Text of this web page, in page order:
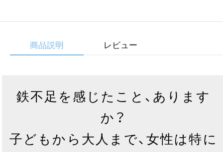
商品説明 レビュー
鉄不足を感じたこと、あります
か？
子どもから大人まで、女性は特に